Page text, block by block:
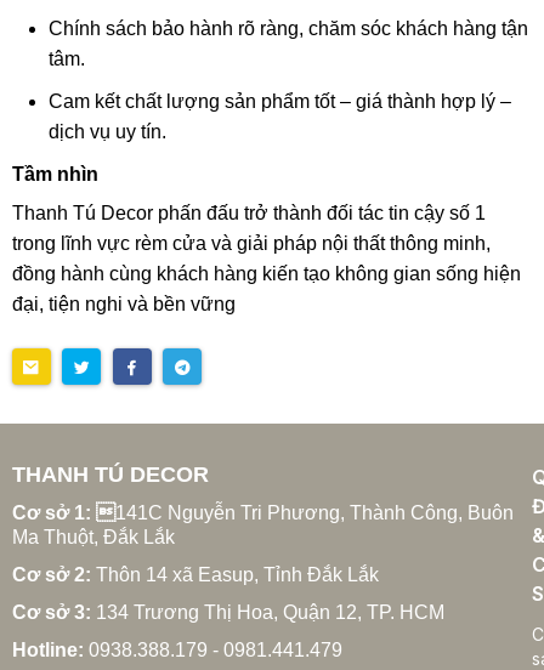
Chính sách bảo hành rõ ràng, chăm sóc khách hàng tận
tâm.
Cam kết chất lượng sản phẩm tốt – giá thành hợp lý –
dịch vụ uy tín.
Tầm nhìn
Thanh Tú Decor phấn đấu trở thành đối tác tin cậy số 1
trong lĩnh vực rèm cửa và giải pháp nội thất thông minh,
đồng hành cùng khách hàng kiến tạo không gian sống hiện
đại, tiện nghi và bền vững
THANH TÚ DECOR
Cơ sở 1: 141C Nguyễn Tri Phương, Thành Công, Buôn
Ma Thuột, Đắk Lắk
Cơ sở 2: Thôn 14 xã Easup, Tỉnh Đắk Lắk
Cơ sở 3: 134 Trương Thị Hoa, Quận 12, TP. HCM
Hotline: 0938.388.179 - 0981.441.479
&